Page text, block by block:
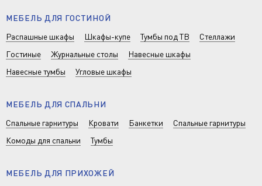
МЕБЕЛЬ ДЛЯ ГОСТИНОЙ
Распашные шкафы
Шкафы-купе Тумбы под ТВ
Стеллажи
Гостиные
Журнальные столы
Навесные шкафы
Навесные тумбы
Угловые шкафы
МЕБЕЛЬ ДЛЯ СПАЛЬНИ
Спальные гарнитуры
Кровати Банкетки
Спальные гарнитуры
Комоды для спальни
Тумбы
МЕБЕЛЬ ДЛЯ ПРИХОЖЕЙ